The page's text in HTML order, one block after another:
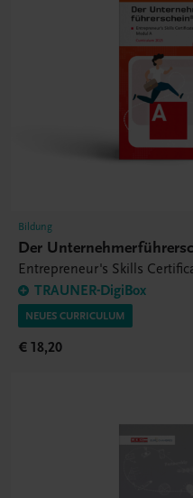
Bildung
Der
Entrepreneur's Skills
TRAUNER-DigiBox
NEUES CURRICULUM
€ 18,20